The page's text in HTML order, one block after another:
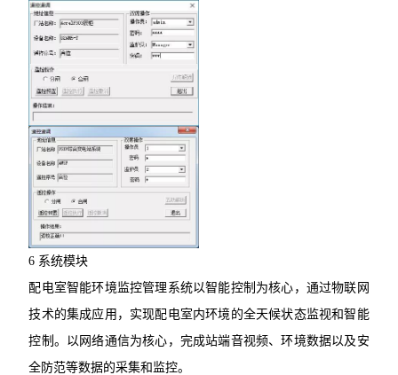
6 系统模块
配电室智能环境监控管理系统以智能控制为核心，通过物联网
技术的集成应用，实现配电室内环境的全天候状态监视和智能
控制。以网络通信为核心，完成站端音视频、环境数据以及安
全防范等数据的采集和监控。